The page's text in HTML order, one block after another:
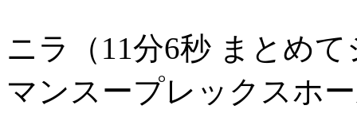
ニラ（11分6秒 まとめて
マンスープレックスホ